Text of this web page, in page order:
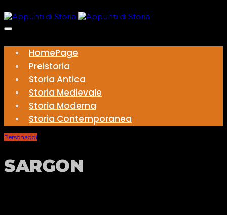
HomePage
Preistoria
Storia Antica
Storia Medievale
Storia Moderna
Storia Contemporanea
Personaggi
SARGON